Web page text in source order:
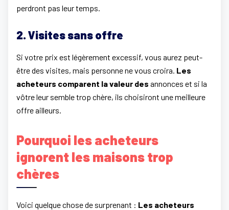
perdront pas leur temps.
2. Visites sans offre
Si votre prix est légèrement excessif, vous aurez peut-
être des visites, mais personne ne vous croira. Les
acheteurs comparent la valeur des annonces et si la
vôtre leur semble trop chère, ils choisiront une meilleure
offre ailleurs.
Pourquoi les acheteurs
ignorent les maisons trop
chères
Voici quelque chose de surprenant : Les acheteurs